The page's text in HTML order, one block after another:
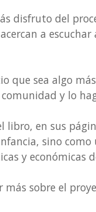
disfruto del
a
que sea algo
y lo
libro, en sus
sino
y económicas
más sobre el